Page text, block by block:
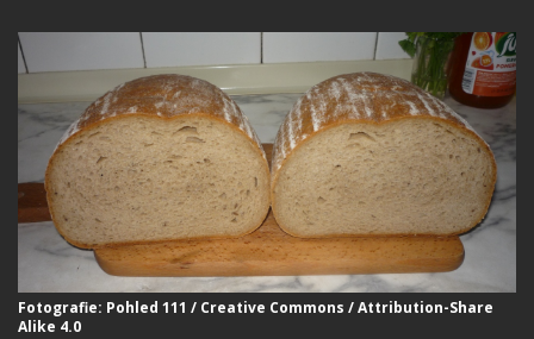
Fotografie: Pohled 111 / Creative Commons / Attribution-Share
Alike 4.0